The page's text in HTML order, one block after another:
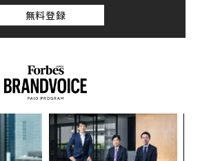
無料登録